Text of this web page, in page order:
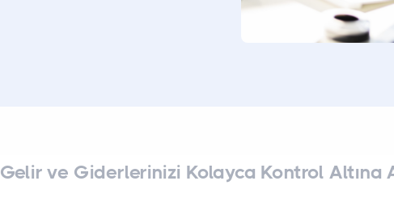
Gelir ve Giderlerinizi Kolayca Kontrol Altına